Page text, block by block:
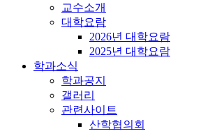
교수소개
대학요람
2026년 대학요람
2025년 대학요람
학과소식
학과공지
갤러리
관련사이트
산학협의회